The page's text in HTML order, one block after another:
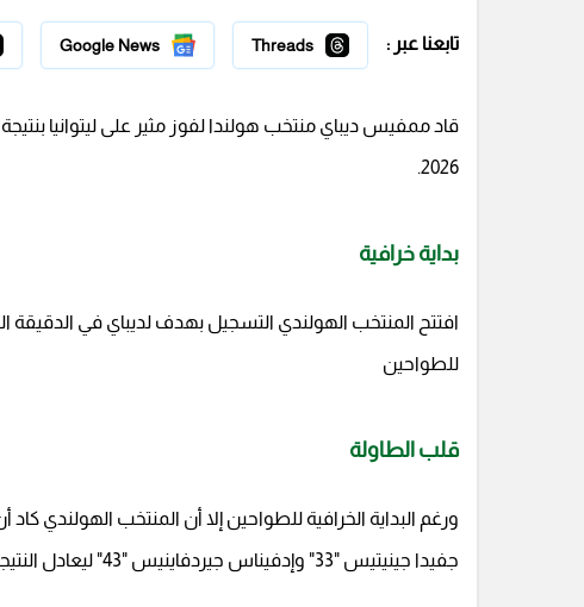
تابعنا عبر : Threads
Google News
2026.
بداية خرافية
للطواحين
قلب الطاولة
ورغم البداية الخرافية للطواحين إلا أن المنتخب الهولندي كاد
جفيدا جينيتيس "33" وإدفيناس جيردفاينيس "43" ليعادل النتيجة بـ 2 - 2 قبل نهاية الشوط الأول .